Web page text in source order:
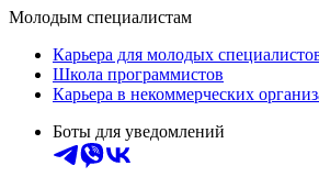
Молодым специалистам
Карьера для молодых
Школа программистов
Карьера в некоммерческих
Боты для уведомлений